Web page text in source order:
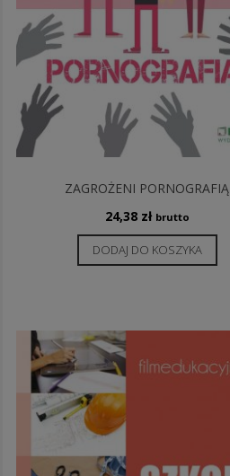
ZAGROŻENI PORNOGRAFIĄ
24,38 zł brutto
DODAJ DO KOSZYKA